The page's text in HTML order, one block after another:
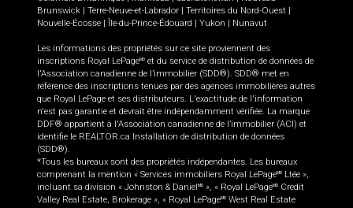
Brunswick
Terre-Neuve-et-Labrador Territoires du Nord-Ouest
Nouvelle-Écosse
Île-du-Prince-Édouard Yukon Nunavut
Les informations des propriétés sur ce site proviennent des
inscriptions Royal LePageMD et du service de distribution de données de
l'Association canadienne de l’immobilier (SDD®). SDD® met en
référence des inscriptions tenues par des agences immobilières autres
que Royal LePage et ses distributeurs. L'exactitude de l'information
n'est pas garantie et devrait être indépendamment vérifiée. La marque
DDF® appartient à l'Association canadienne de l’immobilier (ACI) et
identifie le REALTOR.ca Installation de distribution de données
(SDD®).
*Tous les bureaux sont des propriétés indépendantes. Les bureaux
comprenant la mention « Services immobiliers Royal LePageMD
Ltée »,
incluant sa division « Johnston & Daniel MD », « Royal LePageMD
Credit
Valley Real Estate, Brokerage », « Royal LePageMD West Real Estate